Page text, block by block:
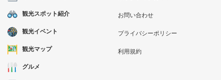
観光スポット紹介
観光イベント
観光マップ
グルメ
お問い合わせ
プライバシーポリシー
利用規約